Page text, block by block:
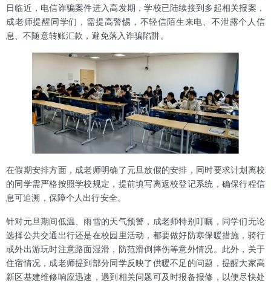
日临近，电信诈骗案件进入高发期，学校已陆续接到多起相关报案，
成老师提醒同学们，需提高警惕，不轻信陌生来电、不泄露个人信
息、不随意转账汇款，避免落入诈骗陷阱。
在假期安排方面，成老师明确了元旦放假的安排，同时要求计划离校
的同学需严格按照学校规定，提前填写离返校登记系统，确保行程信
息可追溯，保障个人出行安全。
针对元旦期间低温、雨雪的天气预警，成老师特别叮嘱，同学们无论
选择公共交通出行还是在校园里活动，都要做好防寒保暖措施，骑行
或外出游玩时注意路面湿滑，防范滑倒摔伤等意外情况。此外，关于
住宿情况，成老师提到部分同学反映了供暖不足的问题，提醒大家高
新区基建维修响应迅速，遇到相关问题可及时报备报修，以便尽快处